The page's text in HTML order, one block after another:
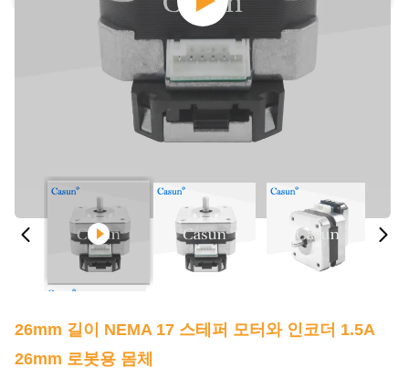
26mm 길이 NEMA 17 스테퍼 모터와 인코더 1.5A
26mm 로봇용 몸체